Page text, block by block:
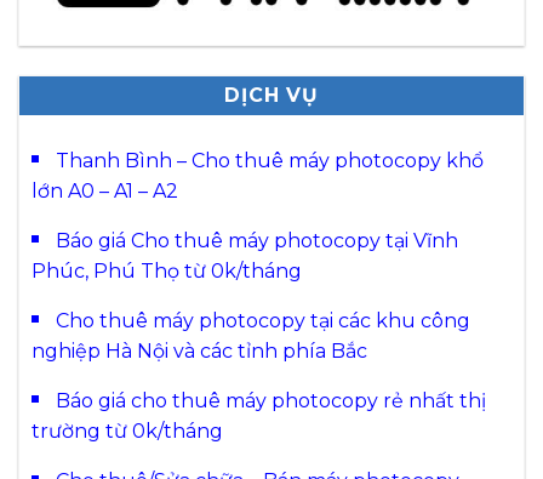
DỊCH VỤ
Thanh Bình – Cho thuê máy photocopy khổ
lớn A0 – A1 – A2
Báo giá Cho thuê máy photocopy tại Vĩnh
Phúc, Phú Thọ từ 0k/tháng
Cho thuê máy photocopy tại các khu công
nghiệp Hà Nội và các tỉnh phía Bắc
Báo giá cho thuê máy photocopy rẻ nhất thị
trường từ 0k/tháng